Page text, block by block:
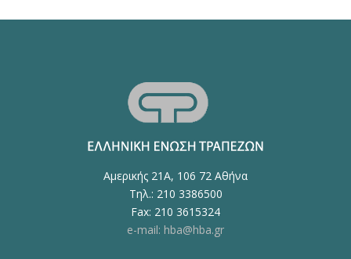
Αμερικής 21Α, 106 72 Αθήνα
Τηλ.: 210 3386500
Fax: 210 3615324
e-mail: hba@hba.gr